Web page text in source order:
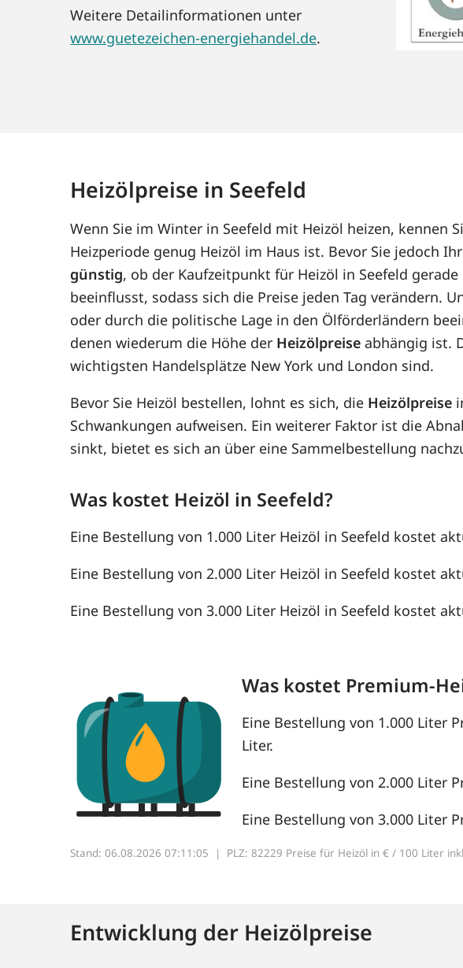
Weitere Detailinformationen unter
www.guetezeichen-energiehandel.de.
Heizölpreise in Seefeld
Wenn Sie im Winter in Seefeld mit Heizöl heizen, kennen
Heizperiode genug Heizöl im Haus ist. Bevor Sie jedoch
günstig, ob der Kaufzeitpunkt für Heizöl in Seefeld
beeinflusst, sodass sich die Preise jeden Tag verändern.
oder durch die politische Lage in den Ölförderländern
denen wiederum die Höhe der Heizölpreise abhängig ist.
wichtigsten Handelsplätze New York und London sind.
Bevor Sie Heizöl bestellen, lohnt es sich, die Heizölpreise
Schwankungen aufweisen. Ein weiterer Faktor ist die
sinkt, bietet es sich an über eine Sammelbestellung
Was kostet Heizöl in Seefeld?
Eine Bestellung von 1.000 Liter Heizöl in Seefeld kostet
Eine Bestellung von 2.000 Liter Heizöl in Seefeld kostet
Eine Bestellung von 3.000 Liter Heizöl in Seefeld kostet
Was kostet Premium-
Eine Bestellung von 1.000 Liter
Liter.
Eine Bestellung von 2.000 Liter
Eine Bestellung von 3.000 Liter
Stand: 06.08.2026 07:11:05 | PLZ: 82229 Preise für Heizöl in € / 100 Liter
Entwicklung der Heizölpreise